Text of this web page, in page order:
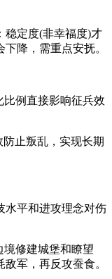
稳定度‌(非幸福度)才
降，需重点安抚。
比例直接影响征兵效
止叛乱，实现长期
水平‌和‌进攻理念‌对伤
境修建城堡和瞭望
军，再反攻蚕食。